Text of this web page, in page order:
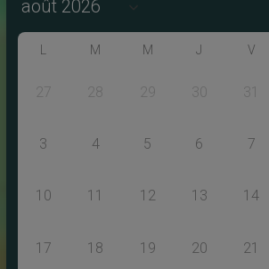
L M M J V
27 28 29 30 31
3 4 5 6 7
10 11 12 13 14
17 18 19 20 21